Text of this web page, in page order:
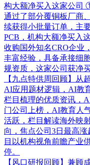
构大额净买入这家公司
通过了部分覆铜板厂商
续获得小批量订单，主
PCB，机构大额净买入
收购国外知名CRO企业
丰富经验，具备承接细
规资质，这家公司获净买
【九点特供周回顾】从
AI应用题材逻辑，AI教
栏目梳理的优质资讯，
门公司上榜，AI教育人
活跃，栏目解读海外映
向，焦点公司3日最高
目以机构视角前瞻产业
停。
【风口研报回顾】兼顾